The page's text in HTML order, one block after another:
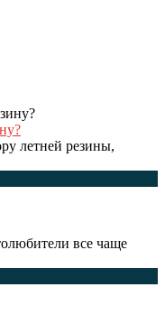
летней резины,
все чаще